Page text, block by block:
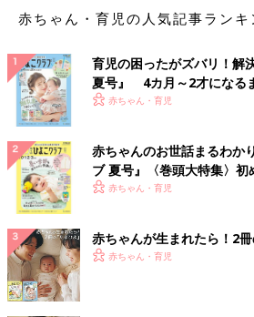
赤ちゃん・育児の人気記事ランキ
育児の困ったがズバリ！解
夏号』 4カ月～2才になる
いっぱい！
赤ちゃん・育児
赤ちゃんのお世話まるわか
ブ 夏号』〈巻頭大特集〉
く！ おっぱい・ミルクの基
赤ちゃん・育児
赤ちゃんが生まれたら！2冊
赤ちゃん・育児